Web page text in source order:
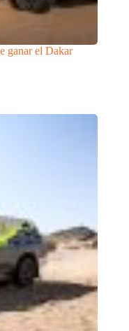
ganar el Dakar